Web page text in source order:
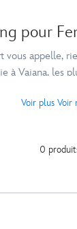
pour
vous appelle,
Voir plus Voir
0